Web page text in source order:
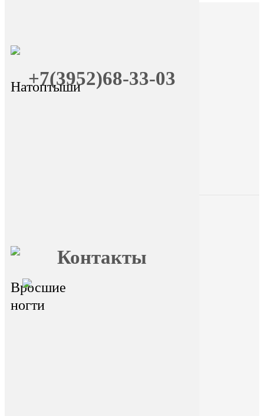
Натоптыши
Вросшие
ногти
+7(3952)68-33-03
Контакты
главный офис - г.Иркутск,
ул.Байкальская 236в/1, оф.1
Горячая линия